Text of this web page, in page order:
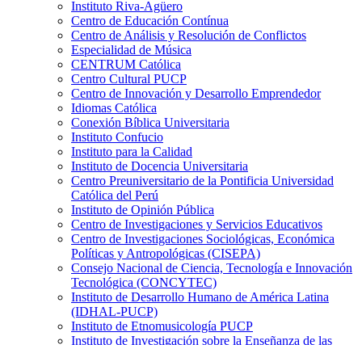
Instituto Riva-Agüero
Centro de Educación Contínua
Centro de Análisis y Resolución de Conflictos
Especialidad de Música
CENTRUM Católica
Centro Cultural PUCP
Centro de Innovación y Desarrollo Emprendedor
Idiomas Católica
Conexión Bíblica Universitaria
Instituto Confucio
Instituto para la Calidad
Instituto de Docencia Universitaria
Centro Preuniversitario de la Pontificia Universidad
Católica del Perú
Instituto de Opinión Pública
Centro de Investigaciones y Servicios Educativos
Centro de Investigaciones Sociológicas, Económica
Políticas y Antropológicas (CISEPA)
Consejo Nacional de Ciencia, Tecnología e Innovación
Tecnológica (CONCYTEC)
Instituto de Desarrollo Humano de América Latina
(IDHAL-PUCP)
Instituto de Etnomusicología PUCP
Instituto de Investigación sobre la Enseñanza de las